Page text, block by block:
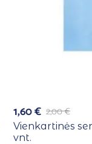
2,00€
1,60€
Vienkartinės
vnt.